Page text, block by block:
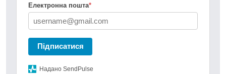
Електронна пошта*
Підписатися
Надано SendPulse